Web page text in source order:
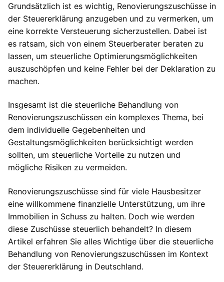
Grundsätzlich ist es wichtig, Renovierungszuschüsse in
der Steuererklärung anzugeben und zu vermerken, um
eine korrekte Versteuerung sicherzustellen. Dabei ist
es ratsam, sich von einem Steuerberater beraten zu
lassen, um steuerliche Optimierungsmöglichkeiten
auszuschöpfen und keine Fehler bei der Deklaration zu
machen.
Insgesamt ist die steuerliche Behandlung von
Renovierungszuschüssen ein komplexes Thema, bei
dem individuelle Gegebenheiten und
Gestaltungsmöglichkeiten berücksichtigt werden
sollten, um steuerliche Vorteile zu nutzen und
mögliche Risiken zu vermeiden.
Renovierungszuschüsse sind für viele Hausbesitzer
eine willkommene finanzielle Unterstützung, um ihre
Immobilien in Schuss zu halten. Doch wie werden
diese Zuschüsse steuerlich behandelt? In diesem
Artikel erfahren Sie alles Wichtige über die steuerliche
Behandlung von Renovierungszuschüssen im Kontext
der Steuererklärung in Deutschland.